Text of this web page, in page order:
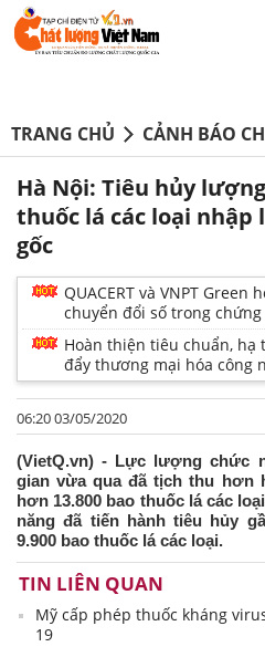
TRANG CHỦ CẢNH BÁO
Hà Nội: Tiêu hủy
thuốc lá các loại nhập
gốc
QUACERT và VNPT Green
chuyển đổi số trong
Hoàn thiện tiêu chuẩn, hạ
đẩy thương mại hóa công
06:20 03/05/2020
(VietQ.vn) - Lực lượng chức
gian vừa qua đã tịch thu hơn
hơn 13.800 bao thuốc lá các
năng đã tiến hành tiêu hủy
9.900 bao thuốc lá các loại.
TIN LIÊN QUAN
Mỹ cấp phép thuốc kháng
19